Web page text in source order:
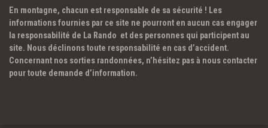
En montagne, chacun est responsable de sa sécurité ! Les
informations fournies par ce site ne pourront en aucun cas engager
la responsabilité de La Rando et des personnes qui participent au
site. Nous déclinons toute responsabilité en cas d’accident.
Concernant nos sorties randonnées, n’hésitez pas à nous contacter
pour toute demande d’information.